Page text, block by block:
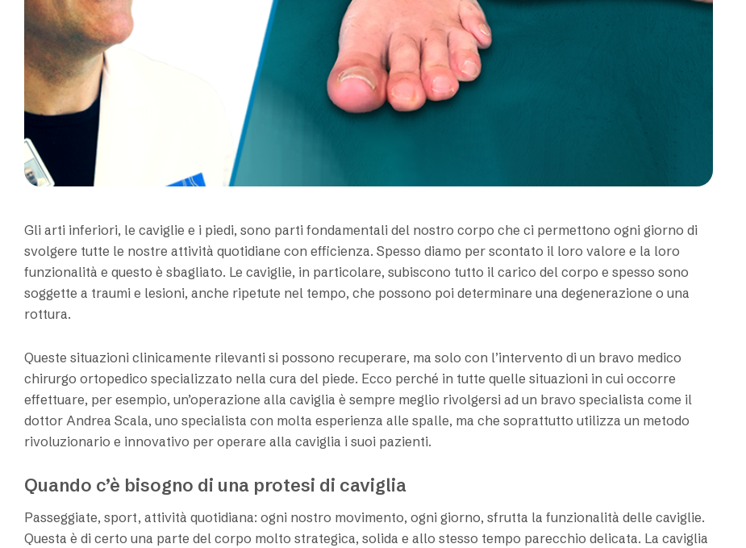
Gli arti inferiori, le caviglie e i piedi, sono parti fondamentali del nostro corpo che ci permettono ogni giorno di
svolgere tutte le nostre attività quotidiane con efficienza. Spesso diamo per scontato il loro valore e la loro
funzionalità e questo è sbagliato. Le caviglie, in particolare, subiscono tutto il carico del corpo e spesso sono
soggette a traumi e lesioni, anche ripetute nel tempo, che possono poi determinare una degenerazione o una
rottura.
Queste situazioni clinicamente rilevanti si possono recuperare, ma solo con l’intervento di un bravo medico
chirurgo ortopedico specializzato nella cura del piede. Ecco perché in tutte quelle situazioni in cui occorre
effettuare, per esempio, un’operazione alla caviglia è sempre meglio rivolgersi ad un bravo specialista come il
dottor Andrea Scala, uno specialista con molta esperienza alle spalle, ma che soprattutto utilizza un metodo
rivoluzionario e innovativo per operare alla caviglia i suoi pazienti.
Quando c’è bisogno di una protesi di caviglia
Passeggiate, sport, attività quotidiana: ogni nostro movimento, ogni giorno, sfrutta la funzionalità delle caviglie.
Questa è di certo una parte del corpo molto strategica, solida e allo stesso tempo parecchio delicata. La caviglia